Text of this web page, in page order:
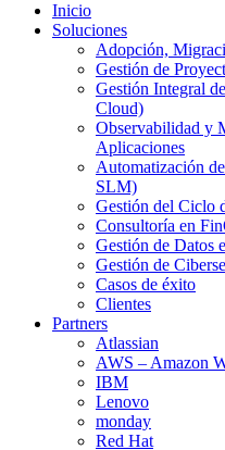
Inicio
Soluciones
Adopción,
Gestión de
Gestión Integral
Cloud)
Observabilidad y
Aplicaciones
Automatización
SLM)
Gestión del Ciclo
Consultoría en
Gestión de Datos
Gestión de
Casos de éxito
Clientes
Partners
Atlassian
AWS – Amazon
IBM
Lenovo
monday
Red Hat